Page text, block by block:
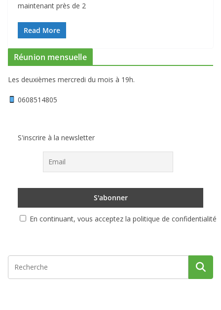
maintenant près de 2
Read More
Réunion mensuelle
Les deuxièmes mercredi du mois à 19h.
0608514805
S'inscrire à la newsletter
En continuant, vous acceptez la politique de confidentialité